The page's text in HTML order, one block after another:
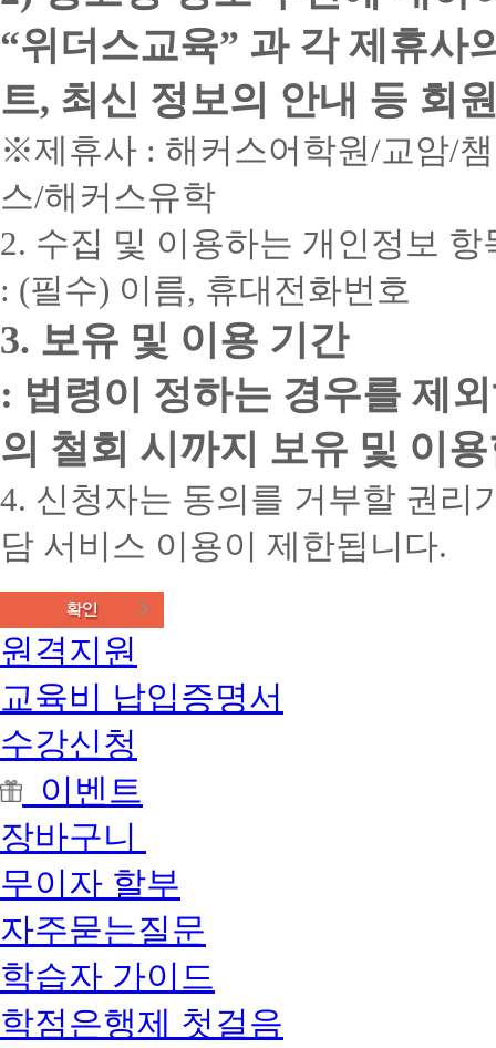
“위더스교육” 과 각 제휴사
트, 최신 정보의 안내 등 회
※제휴사 : 해커스어학원/교암/
스/해커스유학
2. 수집 및 이용하는 개인정보 항
: (필수) 이름, 휴대전화번호
3. 보유 및 이용 기간
: 법령이 정하는 경우를 제
의 철회 시까지 보유 및 이
4. 신청자는 동의를 거부할 권리
담 서비스 이용이 제한됩니다.
원격지원
교육비 납입증명서
수강신청
이벤트
장바구니
무이자 할부
자주묻는질문
학습자 가이드
학점은행제 첫걸음